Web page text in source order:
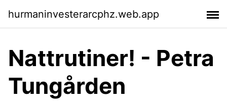
hurmaninvesterarcphz.web.app
Nattrutiner! - Petra
Tungården